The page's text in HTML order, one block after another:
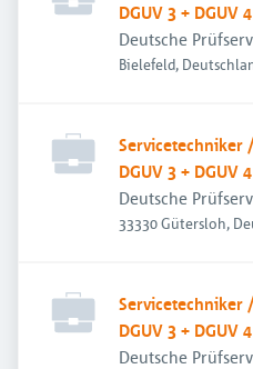
DGUV 3 +
Deutsche
Bielefeld,
DGUV 3 +
Deutsche
33330 Gütersloh,
DGUV 3 +
Deutsche